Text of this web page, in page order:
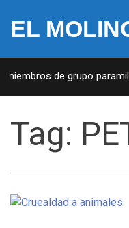
EL
de grupo
Tag: